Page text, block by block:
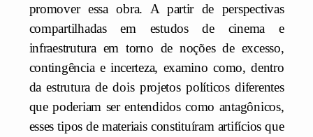
promover essa obra. A partir de perspectivas
compartilhadas em estudos de cinema e
infraestrutura em torno de noções de excesso,
contingência e incerteza, examino como, dentro
da estrutura de dois projetos políticos diferentes
que poderiam ser entendidos como antagônicos,
esses tipos de materiais constituíram artifícios que